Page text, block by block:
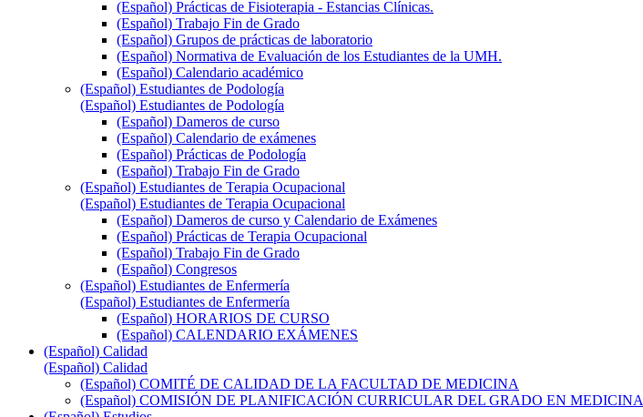
(Español) Prácticas de Fisioterapia - Estancias Clínicas.
(Español) Trabajo Fin de Grado
(Español) Grupos de prácticas de laboratorio
(Español) Normativa de Evaluación de los Estudiantes de la UMH.
(Español) Calendario académico
(Español) Estudiantes de Podología
(Español) Estudiantes de Podología
(Español) Dameros de curso
(Español) Calendario de exámenes
(Español) Prácticas de Podología
(Español) Trabajo Fin de Grado
(Español) Estudiantes de Terapia Ocupacional
(Español) Estudiantes de Terapia Ocupacional
(Español) Dameros de curso y Calendario de Exámenes
(Español) Prácticas de Terapia Ocupacional
(Español) Trabajo Fin de Grado
(Español) Congresos
(Español) Estudiantes de Enfermería
(Español) Estudiantes de Enfermería
(Español) HORARIOS DE CURSO
(Español) CALENDARIO EXÁMENES
(Español) Calidad
(Español) Calidad
(Español) COMITÉ DE CALIDAD DE LA FACULTAD DE MEDICINA
(Español) COMISIÓN DE PLANIFICACIÓN CURRICULAR DEL GRADO EN MEDICINA